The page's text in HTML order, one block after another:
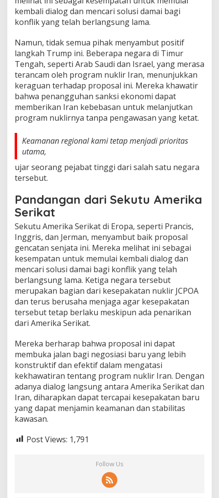
kembali dialog dan mencari solusi damai bagi
konflik yang telah berlangsung lama.
Namun, tidak semua pihak menyambut positif
langkah Trump ini. Beberapa negara di Timur
Tengah, seperti Arab Saudi dan Israel, yang merasa
terancam oleh program nuklir Iran, menunjukkan
keraguan terhadap proposal ini. Mereka khawatir
bahwa penangguhan sanksi ekonomi dapat
memberikan Iran kebebasan untuk melanjutkan
program nuklirnya tanpa pengawasan yang ketat.
Keamanan regional kami tetap menjadi prioritas
utama,
ujar seorang pejabat tinggi dari salah satu negara
tersebut.
Pandangan dari Sekutu Amerika
Serikat
Sekutu Amerika Serikat di Eropa, seperti Prancis,
Inggris, dan Jerman, menyambut baik proposal
gencatan senjata ini. Mereka melihat ini sebagai
kesempatan untuk memulai kembali dialog dan
mencari solusi damai bagi konflik yang telah
berlangsung lama. Ketiga negara tersebut
merupakan bagian dari kesepakatan nuklir JCPOA
dan terus berusaha menjaga agar kesepakatan
tersebut tetap berlaku meskipun ada penarikan
dari Amerika Serikat.
Mereka berharap bahwa proposal ini dapat
membuka jalan bagi negosiasi baru yang lebih
konstruktif dan efektif dalam mengatasi
kekhawatiran tentang program nuklir Iran. Dengan
adanya dialog langsung antara Amerika Serikat dan
Iran, diharapkan dapat tercapai kesepakatan baru
yang dapat menjamin keamanan dan stabilitas
kawasan.
Post Views: 1,791
Follow Us